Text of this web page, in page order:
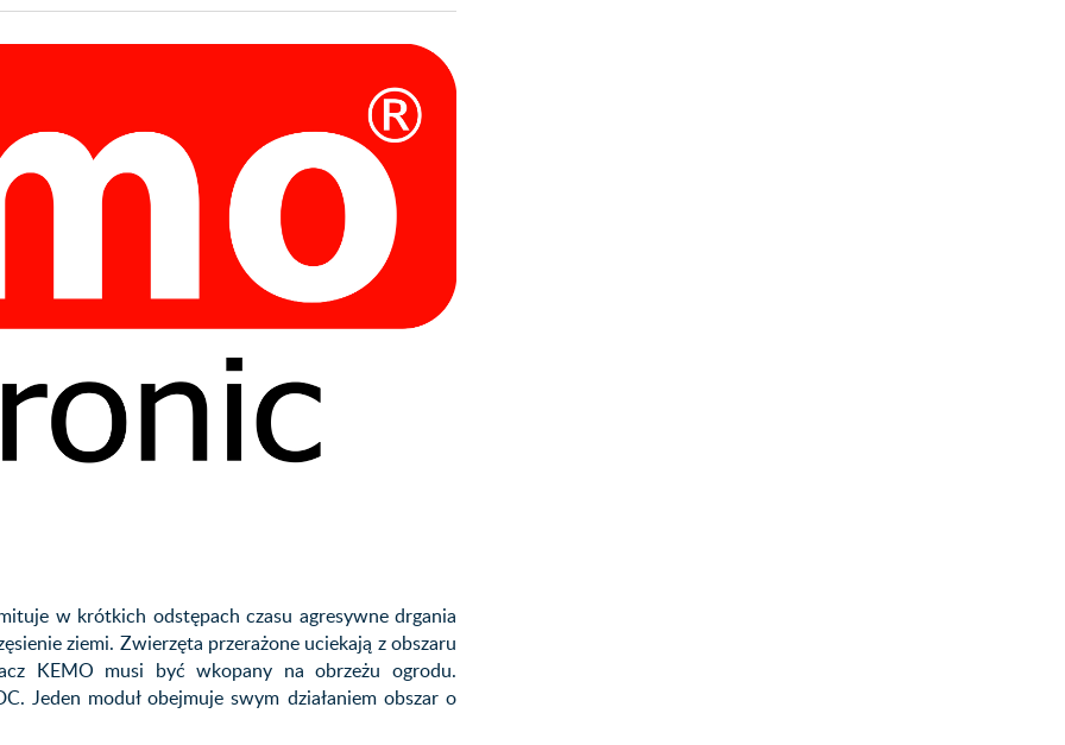
w krótkich odstępach czasu agresywne drgania
ziemi. Zwierzęta przerażone uciekają z obszaru
KEMO musi być wkopany na obrzeżu ogrodu.
Jeden moduł obejmuje swym działaniem obszar o